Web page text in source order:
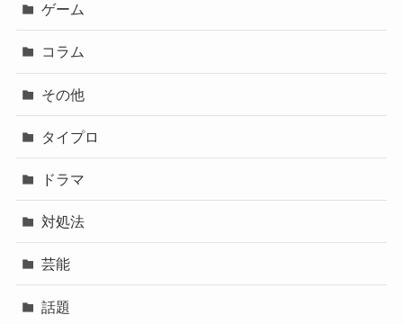
ゲーム
コラム
その他
タイプロ
ドラマ
対処法
芸能
話題